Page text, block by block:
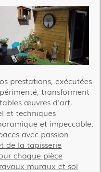
prestations, exécutées
transforment
œuvres d'art,
et techniques
et impeccable.
avec passion
de la tapisserie
chaque pièce
muraux et sol